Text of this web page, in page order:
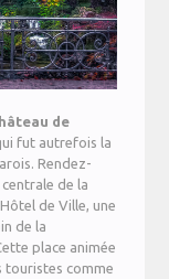
de
fut autrefois la
Rendez-
centrale de la
de Ville, une
de la
place animée
touristes comme